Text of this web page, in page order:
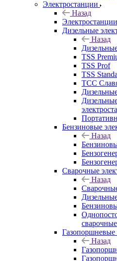
Электростанции
Назад
Электростанции
Дизельные
Назад
TSS
TSS Prof
TSS
ТСС
Бензиновые
Назад
Сварочные
Назад
Газопоршневые
Назад